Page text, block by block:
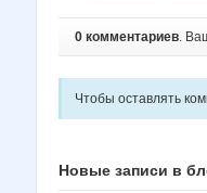
0 комментариев.
Чтобы оставлять
Новые записи в